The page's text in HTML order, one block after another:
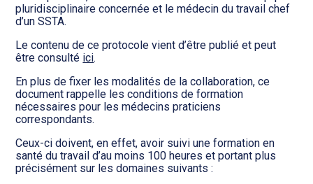
pluridisciplinaire concernée et le médecin du travail chef
d’un SSTA.
Le contenu de ce protocole vient d’être publié et peut
être consulté ici.
En plus de fixer les modalités de la collaboration, ce
document rappelle les conditions de formation
nécessaires pour les médecins praticiens
correspondants.
Ceux-ci doivent, en effet, avoir suivi une formation en
santé du travail d’au moins 100 heures et portant plus
précisément sur les domaines suivants :